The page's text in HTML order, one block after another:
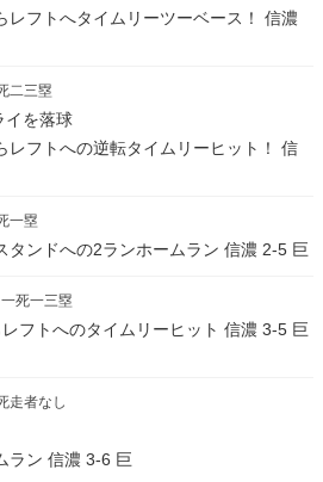
レフトへタイムリーツーベース！ 信濃
二三塁
イを落球
レフトへの逆転タイムリーヒット！ 信
一塁
タンドへの2ランホームラン 信濃 2-5 巨
一死一三塁
フトへのタイムリーヒット 信濃 3-5 巨
走者なし
ラン 信濃 3-6 巨